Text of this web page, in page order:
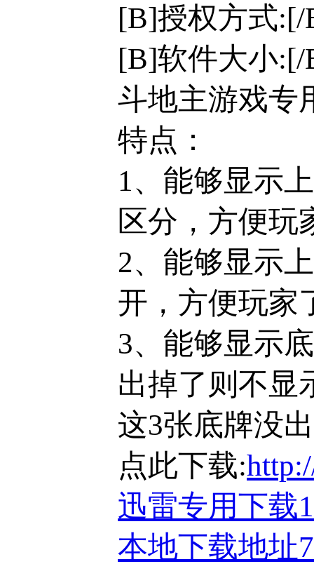
[B]授权方式
[B]软件大小:[/
斗地主游戏专
特点：
1、能够显示
区分，方便玩
2、能够显示
开，方便玩家
3、能够显示
出掉了则不显
这3张底牌没
点此下载:
迅雷专用下载
本地下载地址